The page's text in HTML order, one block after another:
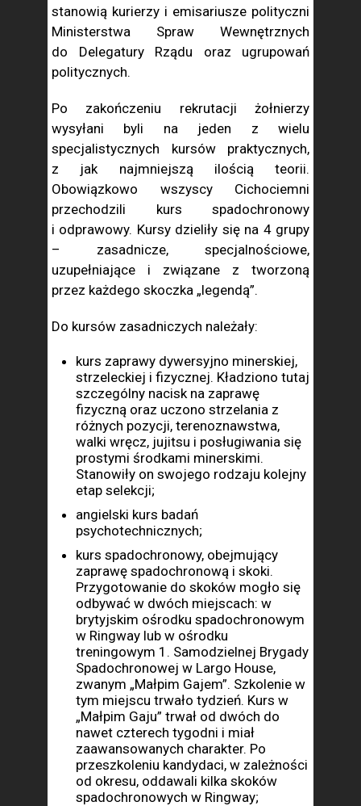
stanowią kurierzy i emisariusze polityczni
Ministerstwa Spraw Wewnętrznych
do Delegatury Rządu oraz ugrupowań
politycznych.
Po zakończeniu rekrutacji żołnierzy
wysyłani byli na jeden z wielu
specjalistycznych kursów praktycznych,
z jak najmniejszą ilością teorii.
Obowiązkowo wszyscy Cichociemni
przechodzili kurs spadochronowy
i odprawowy. Kursy dzieliły się na 4 grupy
– zasadnicze, specjalnościowe,
uzupełniające i związane z tworzoną
przez każdego skoczka „legendą”.
Do kursów zasadniczych należały:
kurs zaprawy dywersyjno minerskiej,
strzeleckiej i fizycznej. Kładziono tutaj
szczególny nacisk na zaprawę
fizyczną oraz uczono strzelania z
różnych pozycji, terenoznawstwa,
walki wręcz, jujitsu i posługiwania się
prostymi środkami minerskimi.
Stanowiły on swojego rodzaju kolejny
etap selekcji;
angielski kurs badań
psychotechnicznych;
kurs spadochronowy, obejmujący
zaprawę spadochronową i skoki.
Przygotowanie do skoków mogło się
odbywać w dwóch miejscach: w
brytyjskim ośrodku spadochronowym
w Ringway lub w ośrodku
treningowym 1. Samodzielnej Brygady
Spadochronowej w Largo House,
zwanym „Małpim Gajem”. Szkolenie w
tym miejscu trwało tydzień. Kurs w
„Małpim Gaju” trwał od dwóch do
nawet czterech tygodni i miał
zaawansowanych charakter. Po
przeszkoleniu kandydaci, w zależności
od okresu, oddawali kilka skoków
spadochronowych w Ringway;